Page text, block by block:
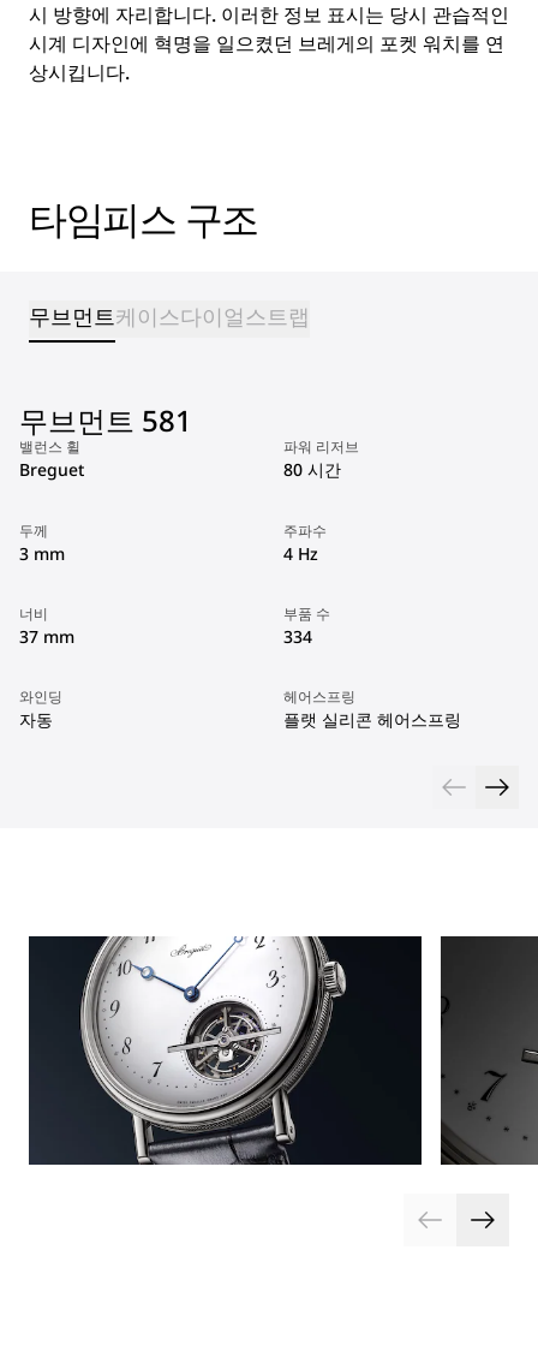
시 방향에 자리합니다. 이러한 정보 표시는 당시 관습적인
시계 디자인에 혁명을 일으켰던 브레게의 포켓 워치를 연
상시킵니다.
타임피스 구조
무브먼트케이스다이얼스트랩
무브먼트 581
밸런스 휠
Breguet
파워 리저브
80 시간
두께
3 mm
주파수
4 Hz
너비
37 mm
부품 수
334
와인딩
자동
헤어스프링
플랫 실리콘 헤어스프링